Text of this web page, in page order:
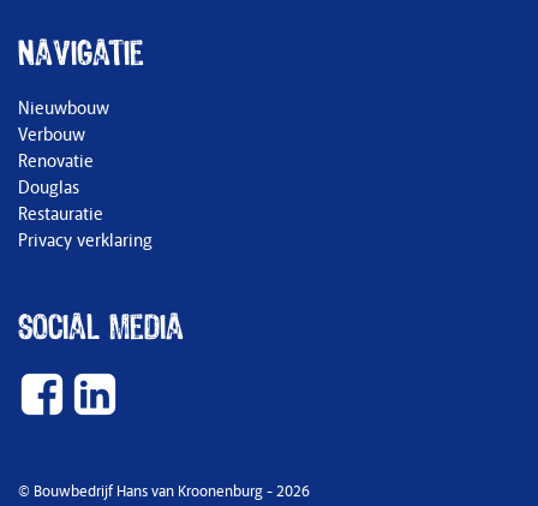
Navigatie
Nieuwbouw
Verbouw
Renovatie
Douglas
Restauratie
Privacy verklaring
Social media
© Bouwbedrijf Hans van Kroonenburg - 2026